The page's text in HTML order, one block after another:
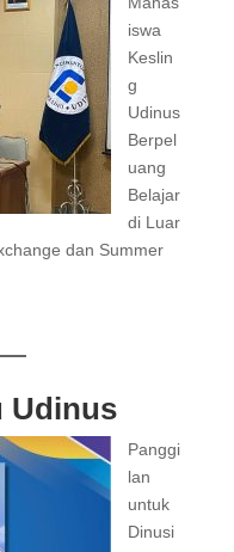
iswa
Keslin
g
Udinus
Berpel
uang
Belajar
di Luar
dan Summer
Udinus
Panggi
lan
untuk
Dinusi